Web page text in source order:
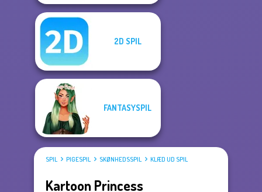
2D SPIL
FANTASYSPIL
SPIL PIGESPIL SKØNHEDSSPIL KLÆD UD SPIL
Kartoon Princess